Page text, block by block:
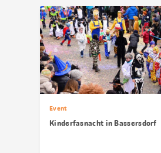
Event
Kinderfasnacht in Bassersdorf